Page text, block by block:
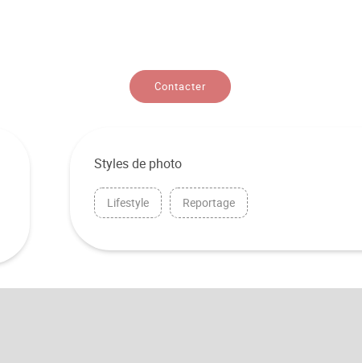
Contacter
Styles de photo
Lifestyle Reportage